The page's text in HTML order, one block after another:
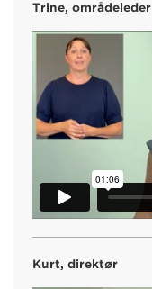
Trine, områdeleder
Kurt, direktør